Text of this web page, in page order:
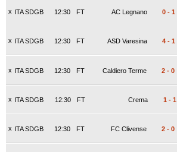
x ITA SDGB FT
12:30 AC Legnano 0 - 1
x ITA SDGB FT
12:30 ASD Varesina 4 - 1
x ITA SDGB FT
12:30 Caldiero Terme 2 - 0
x ITA SDGB FT
12:30 Crema 1 - 1
x ITA SDGB FT
12:30 FC Clivense 2 - 0